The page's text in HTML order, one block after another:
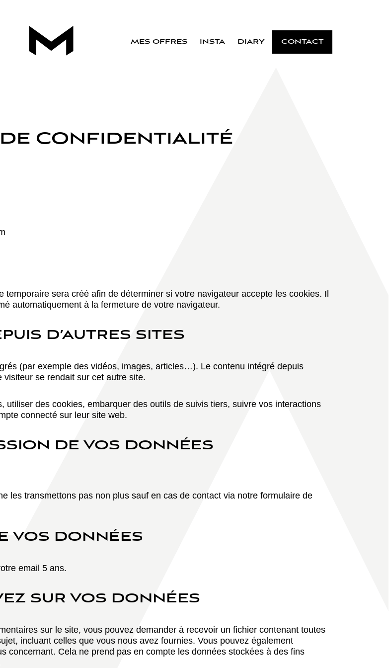
MES OFFRES INSTA DIARY CONTACT
CONFIDENTIALITÉ
sera créé afin de déterminer si votre navigateur accepte les cookies. Il
automatiquement à la fermeture de votre navigateur.
D’AUTRES SITES
(par exemple des vidéos, images, articles…). Le contenu intégré depuis
visiteur se rendait sur cet autre site.
utiliser des cookies, embarquer des outils de suivis tiers, suivre vos interactions
connecté sur leur site web.
DE VOS DONNÉES
les transmettons pas non plus sauf en cas de contact via notre formulaire de
VOS DONNÉES
email 5 ans.
SUR VOS DONNÉES
sur le site, vous pouvez demander à recevoir un fichier contenant toutes
incluant celles que vous nous avez fournies. Vous pouvez également
concernant. Cela ne prend pas en compte les données stockées à des fins